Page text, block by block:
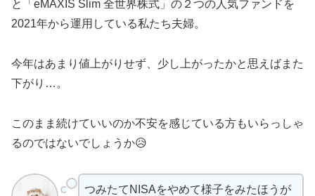
と「eMAXIS Slim 全世界株式」の２つの人気ファンドを
2021年から運用している私たち夫婦。
今年はあまり値上がりせず、少し上がったかと思えばまた
下がり…。
このまま続けていいのか不安を感じている方もいらっしゃ
るのではないでしょうか😥
つみたてNISAをやめて様子をみたほうが